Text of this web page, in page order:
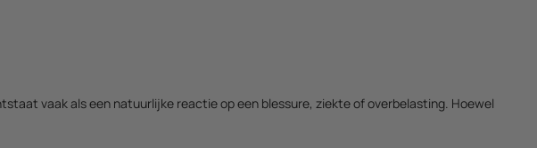
vaak als een natuurlijke reactie op een blessure, ziekte of overbelasting. Hoewel